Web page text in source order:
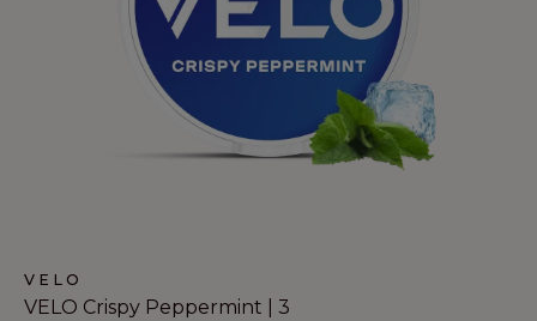
VELO
VELO Crispy Peppermint | 3